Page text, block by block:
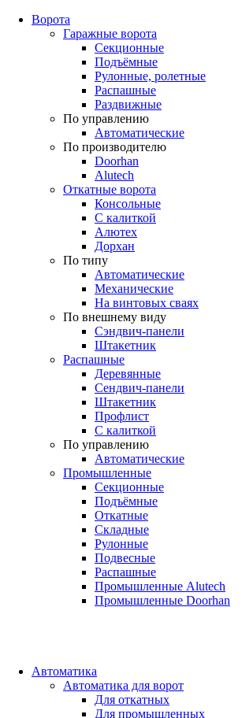
Ворота
Гаражные ворота
Секционные
Подъёмные
Рулонные, ролетные
Распашные
Раздвижные
По управлению
Автоматические
По производителю
Doorhan
Alutech
Откатные ворота
Консольные
С калиткой
Алютех
Дорхан
По типу
Автоматические
Механические
На винтовых сваях
По внешнему виду
Сэндвич-панели
Штакетник
Распашные
Деревянные
Сендвич-панели
Штакетник
Профлист
С калиткой
По управлению
Автоматические
Промышленные
Секционные
Подъёмные
Откатные
Складные
Рулонные
Подвесные
Распашные
Промышленные Alutech
Промышленные Doorhan
Автоматика
Автоматика для ворот
Для откатных
Для промышленных